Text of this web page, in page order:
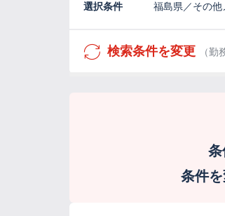
選択条件 福島県／その
検索条件を変更 （
条
条件